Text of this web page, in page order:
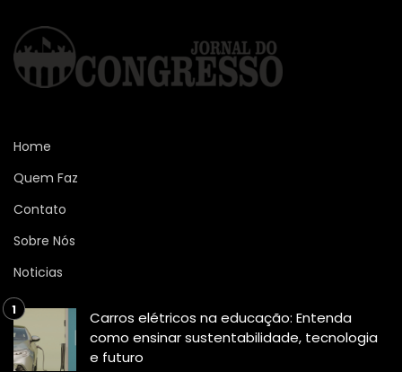
Home
Quem Faz
Contato
Sobre Nós
Noticias
Carros elétricos na educação: Entenda
como ensinar sustentabilidade, tecnologia
e futuro